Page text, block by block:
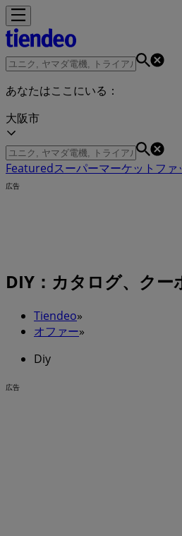
あなたはここにいる：
大阪市
Featuredスーパーマーケット ファ
広告
DIY：カタログ、ク
Tiendeo»
オファー»
Diy
広告